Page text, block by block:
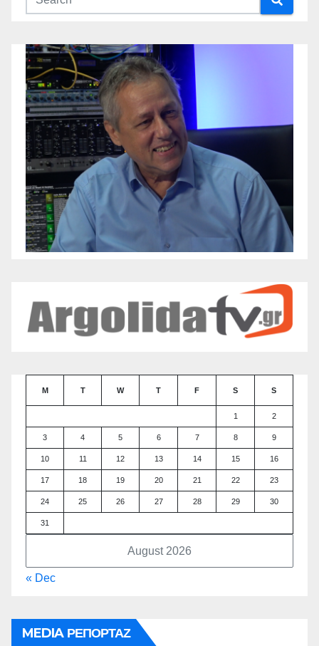
August 2026
M T W T F S S
1 2
3 4 5 6 7 8 9
10 11 12 13 14 15 16
17 18 19 20 21 22 23
24 25 26 27 28 29 30
31
« Dec
MEDIA ΡΕΠΟΡΤΑΖ